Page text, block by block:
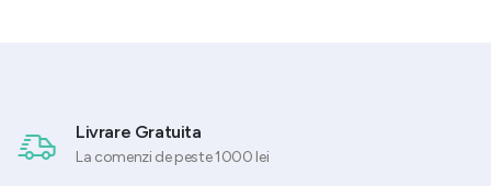
Livrare Gratuita
La comenzi de peste 1000 lei